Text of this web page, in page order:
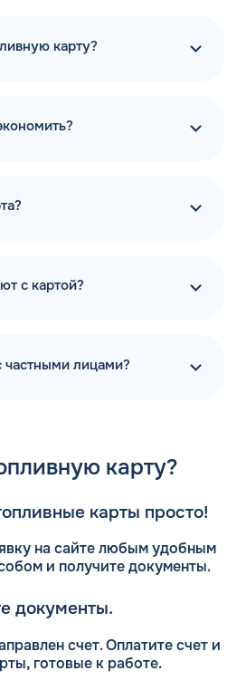
карту?
с картой?
частными лицами?
карту?
карты просто!
на сайте любым удобным
и получите документы.
документы.
счет. Оплатите счет и
готовые к работе.